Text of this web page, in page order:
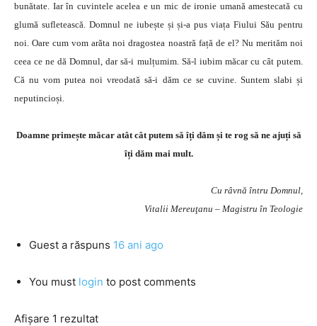
bunătate. Iar în cuvintele acelea e un mic de ironie umană amestecată cu
glumă sufletească. Domnul ne iubește și și-a pus viața Fiului Său pentru
noi. Oare cum vom arăta noi dragostea noastră față de el? Nu merităm noi
ceea ce ne dă Domnul, dar să-i mulțumim. Să-l iubim măcar cu cât putem.
Că nu vom putea noi vreodată să-i dăm ce se cuvine. Suntem slabi și
neputincioși.
Doamne primește măcar atât cât putem să îți dăm și te rog să ne ajuți să
îți dăm mai mult.
Cu râvnă întru Domnul,
Vitalii Mereuţanu – Magistru în Teologie
Guest a răspuns 16 ani ago
You must login to post comments
Afișare 1 rezultat